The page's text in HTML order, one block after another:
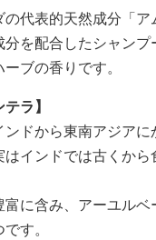
の代表的天然成分「ア
を配合したシャンプ
ブの香りです。
ラ】
ンドから東南アジア
はインドでは古くか
富に含み、アーユル
す。